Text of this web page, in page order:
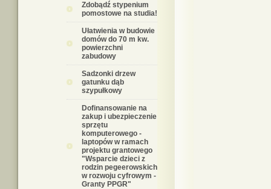
Zdobądź stypenium
pomostowe na studia!
Ułatwienia w budowie
domów do 70 m kw.
powierzchni
zabudowy
Sadzonki drzew
gatunku dąb
szypułkowy
Dofinansowanie na
zakup i ubezpieczenie
sprzętu
komputerowego -
laptopów w ramach
projektu grantowego
"Wsparcie dzieci z
rodzin pegeerowskich
w rozwoju cyfrowym -
Granty PPGR"